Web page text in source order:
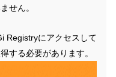
せん。
Registryにアクセスして
する必要があります。